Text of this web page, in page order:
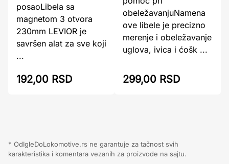
posaoLibela sa
magnetom 3 otvora
230mm LEVIOR je
savršen alat za sve koji
...
192,00 RSD
obeležavanjuNamena
ove libele je precizno
merenje i obeležavanje
uglova, ivica i ćošk ...
299,00 RSD
* OdIgleDoLokomotive.rs ne garantuje za tačnost svih
karakteristika i komentara vezanih za proizvode na sajtu.